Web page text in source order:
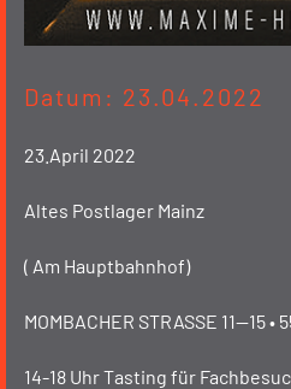
Datum: 23.04.2022
23.April 2022
Altes Postlager Mainz
( Am Hauptbahnhof)
MOMBACHER STRASSE 11—15 •
14-18 Uhr Tasting für